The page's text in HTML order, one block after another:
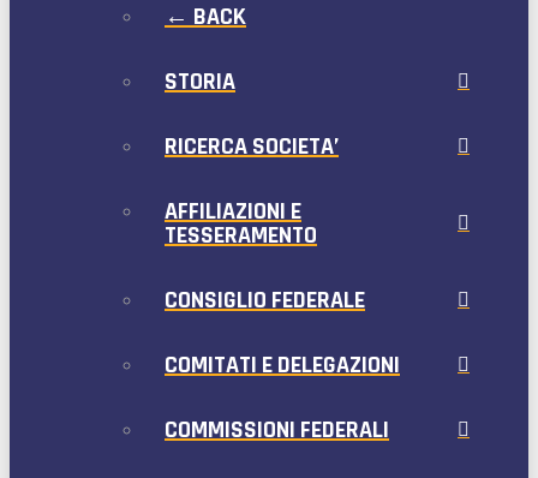
← BACK
STORIA
RICERCA SOCIETA’
AFFILIAZIONI E
TESSERAMENTO
CONSIGLIO FEDERALE
COMITATI E DELEGAZIONI
COMMISSIONI FEDERALI